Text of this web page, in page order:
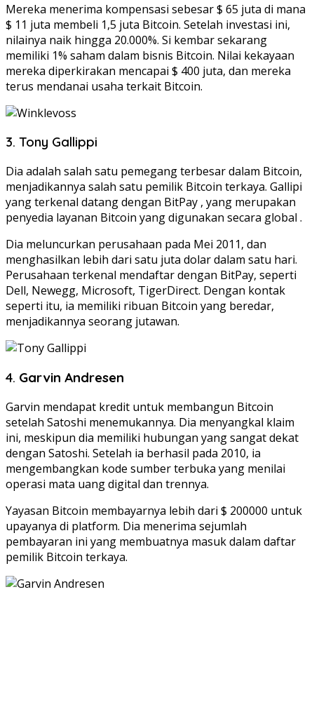
Mereka menerima kompensasi sebesar $ 65 juta di mana
$ 11 juta membeli 1,5 juta Bitcoin. Setelah investasi ini,
nilainya naik hingga 20.000%. Si kembar sekarang
memiliki 1% saham dalam bisnis Bitcoin. Nilai kekayaan
mereka diperkirakan mencapai $ 400 juta, dan mereka
terus mendanai usaha terkait Bitcoin.
3. Tony Gallippi
Dia adalah salah satu pemegang terbesar dalam Bitcoin,
menjadikannya salah satu pemilik Bitcoin terkaya. Gallipi
yang terkenal datang dengan BitPay , yang merupakan
penyedia layanan Bitcoin yang digunakan secara global .
Dia meluncurkan perusahaan pada Mei 2011, dan
menghasilkan lebih dari satu juta dolar dalam satu hari.
Perusahaan terkenal mendaftar dengan BitPay, seperti
Dell, Newegg, Microsoft, TigerDirect. Dengan kontak
seperti itu, ia memiliki ribuan Bitcoin yang beredar,
menjadikannya seorang jutawan.
4. Garvin Andresen
Garvin mendapat kredit untuk membangun Bitcoin
setelah Satoshi menemukannya. Dia menyangkal klaim
ini, meskipun dia memiliki hubungan yang sangat dekat
dengan Satoshi. Setelah ia berhasil pada 2010, ia
mengembangkan kode sumber terbuka yang menilai
operasi mata uang digital dan trennya.
Yayasan Bitcoin membayarnya lebih dari $ 200000 untuk
upayanya di platform. Dia menerima sejumlah
pembayaran ini yang membuatnya masuk dalam daftar
pemilik Bitcoin terkaya.